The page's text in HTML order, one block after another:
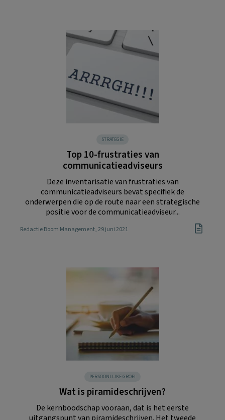
STRATEGIE
Top 10-frustraties van
communicatieadviseurs
Deze inventarisatie van frustraties van
communicatieadviseurs bevat specifiek de
onderwerpen die op de route naar een strategische
positie voor de communicatieadviseur...
Redactie Boom Management, 29 juni 2021
PERSOONLIJKE GROEI
Wat is piramideschrijven?
De kernboodschap vooraan, dat is het eerste